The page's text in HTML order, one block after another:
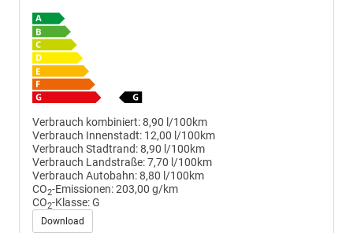
Verbrauch kombiniert:8,90 l/100km
Verbrauch Innenstadt: 12,00 l/100km
Verbrauch Stadtrand:8,90 l/100km
Verbrauch Landstraße:7,70 l/100km
Verbrauch Autobahn:8,80 l/100km
CO2-Emissionen:203,00 g/km
CO2-Klasse:G
Download